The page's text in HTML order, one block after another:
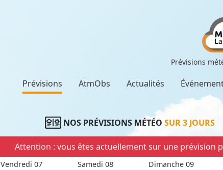
Prévisions
Prévisions AtmObs Actualités
NOS PRÉVISIONS MÉTÉO SUR 3 JOURS
Attention : vous êtes actuellement sur une prévision
Vendredi 07 Samedi 08 Dimanche 09